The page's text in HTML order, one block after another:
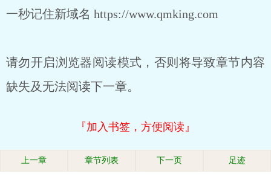
一秒记住新域名 https://www.qmking.com
请勿开启浏览器阅读模式，否则将导致章节内容
缺失及无法阅读下一章。
『加入书签，方便阅读』
上一章 章节列表 下一页 足迹